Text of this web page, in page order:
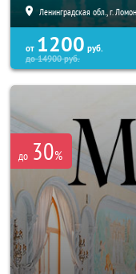
Ленинградская обл., г.
от 1200 руб.
до14900руб.
до 30%